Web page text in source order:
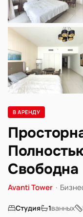
В АРЕНДУ
Свободна
Avanti Tower ·
Студия 1ванных